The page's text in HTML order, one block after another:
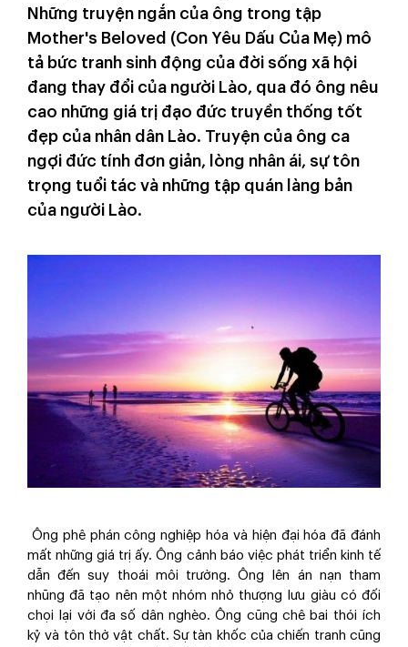
Những truyện ngắn của ông trong tập
Mother's Beloved (Con Yêu Dấu Của Mẹ) mô
tả bức tranh sinh động của đời sống xã hội
đang thay đổi của người Lào, qua đó ông nêu
cao những giá trị đạo đức truyền thống tốt
đẹp của nhân dân Lào. Truyện của ông ca
ngợi đức tính đơn giản, lòng nhân ái, sự tôn
trọng tuổi tác và những tập quán làng bản
của người Lào.
Ông phê phán công nghiệp hóa và hiện đại hóa đã đánh
mất những giá trị ấy. Ông cảnh báo việc phát triển kinh tế
dẫn đến suy thoái môi trường. Ông lên án nạn tham
nhũng đã tạo nên một nhóm nhỏ thượng lưu giàu có đối
chọi lại với đa số dân nghèo. Ông cũng chê bai thói ích
kỷ và tôn thờ vật chất. Sự tàn khốc của chiến tranh cũng